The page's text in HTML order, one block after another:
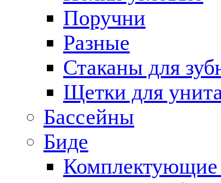
Поручни
Разные
Стаканы для
Щетки для
Бассейны
Биде
Комплектующие